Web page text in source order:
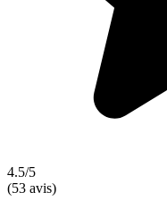
4.5/5
(53 avis)